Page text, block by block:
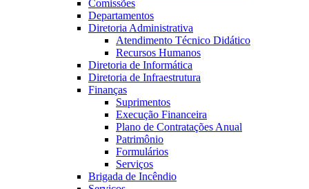
Comissões
Departamentos
Diretoria Administrativa
Atendimento Técnico Didático
Recursos Humanos
Diretoria de Informática
Diretoria de Infraestrutura
Finanças
Suprimentos
Execução Financeira
Plano de Contratações Anual
Patrimônio
Formulários
Serviços
Brigada de Incêndio